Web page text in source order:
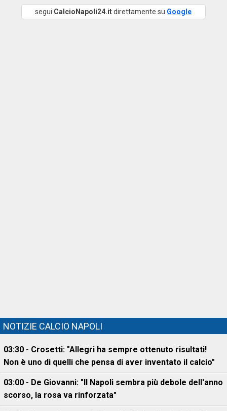
segui CalcioNapoli24.itdirettamente su Google
NOTIZIE CALCIO NAPOLI
03:30 - Crosetti: "Allegri ha sempre ottenuto risultati!
Non è uno di quelli che pensa di aver inventato il calcio"
03:00 - De Giovanni: "Il Napoli sembra più debole dell'anno
scorso, la rosa va rinforzata"